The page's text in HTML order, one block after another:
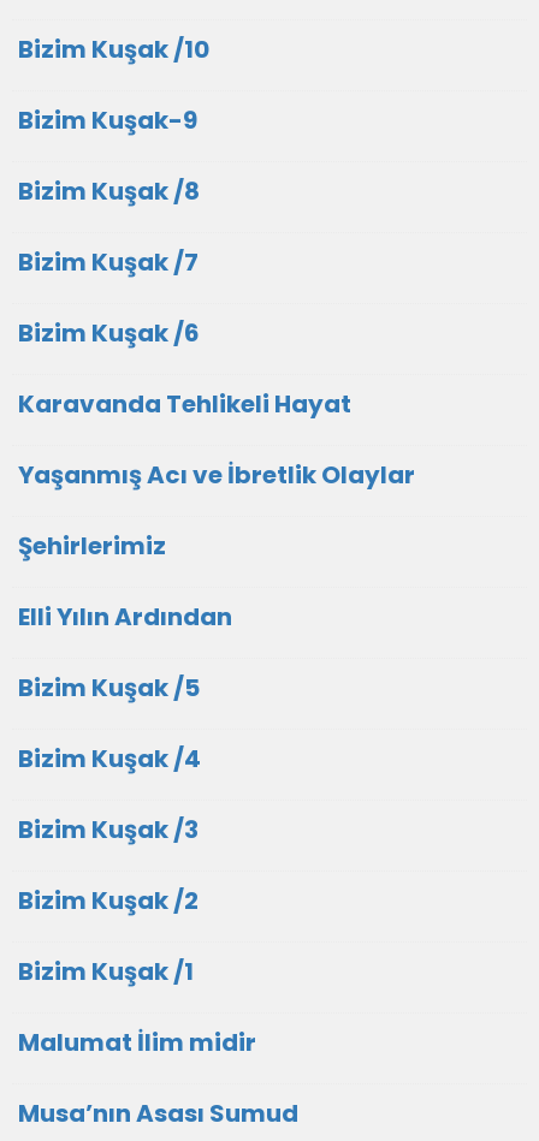
Bizim Kuşak /10
Bizim Kuşak-9
Bizim Kuşak /8
Bizim Kuşak /7
Bizim Kuşak /6
Karavanda Tehlikeli Hayat
Yaşanmış Acı ve İbretlik Olaylar
Şehirlerimiz
Elli Yılın Ardından
Bizim Kuşak /5
Bizim Kuşak /4
Bizim Kuşak /3
Bizim Kuşak /2
Bizim Kuşak /1
Malumat İlim midir
Musa’nın Asası Sumud